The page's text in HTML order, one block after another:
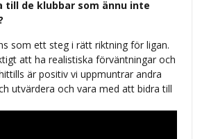
till de klubbar som ännu inte
som ett steg i rätt riktning för ligan.
att ha realistiska förväntningar och
är positiv vi uppmuntrar andra
utvärdera och vara med att bidra till